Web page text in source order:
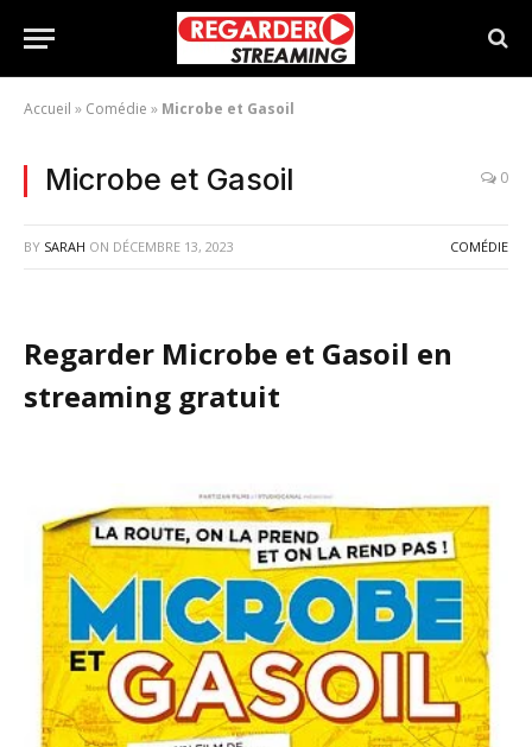
Accueil » Comédie » Microbe et Gasoil
Microbe et Gasoil 0
BY SARAH ON DÉCEMBRE 13, 2023 COMÉDIE
Regarder Microbe et Gasoil en
streaming gratuit